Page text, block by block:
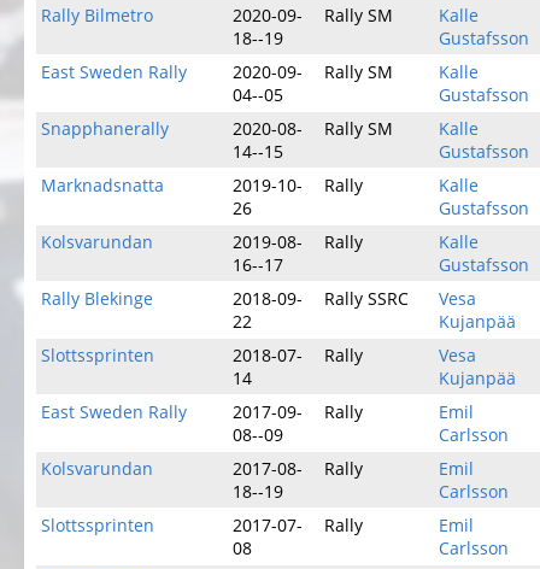
Rally Bilmetro
2020-09-
18--19
Rally SM
Kalle
Gustafsson
East Sweden Rally
2020-09-
04--05
Rally SM
Kalle
Gustafsson
Snapphanerally
2020-08-
14--15
Rally SM
Kalle
Gustafsson
Marknadsnatta
2019-10-
26
Rally
Kalle
Gustafsson
Kolsvarundan
2019-08-
16--17
Rally
Kalle
Gustafsson
Rally Blekinge
2018-09-
22
Rally SSRC
Vesa
Kujanpää
Slottssprinten
2018-07-
14
Rally
Vesa
Kujanpää
East Sweden Rally
2017-09-
08--09
Rally
Emil
Carlsson
Kolsvarundan
2017-08-
18--19
Rally
Emil
Carlsson
Slottssprinten
2017-07-
08
Rally
Emil
Carlsson